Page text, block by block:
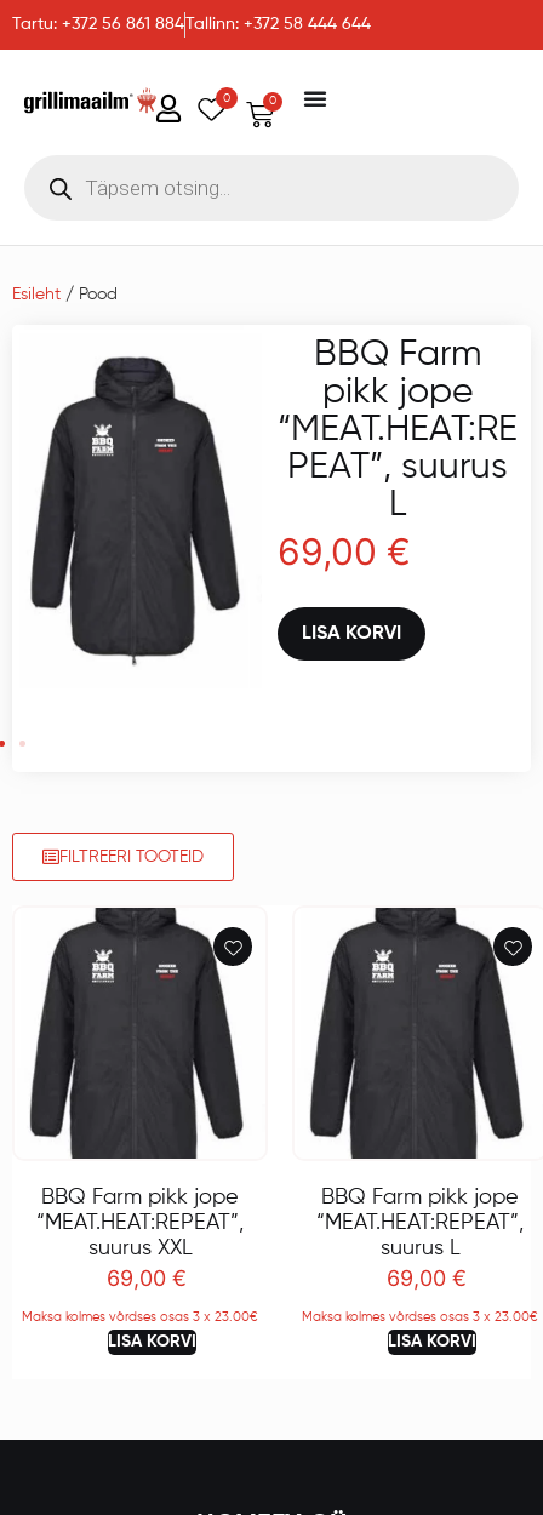
Tartu: +372 56 861 884 Tallinn: +372 58 444 644
0 0
Esileht / Pood
BBQ Farm
pikk jope
“MEAT.HEAT:RE
PEAT”, suurus
L
69,00 €
LISA KORVI
FILTREERI TOOTEID
BBQ Farm pikk jope
“MEAT.HEAT:REPEAT”,
suurus XXL
69,00 €
Maksa kolmes võrdses osas 3 x 23.00€
LISA KORVI
BBQ Farm pikk jope
“MEAT.HEAT:REPEAT”,
suurus L
69,00 €
Maksa kolmes võrdses osas 3 x 23.00€
LISA KORVI